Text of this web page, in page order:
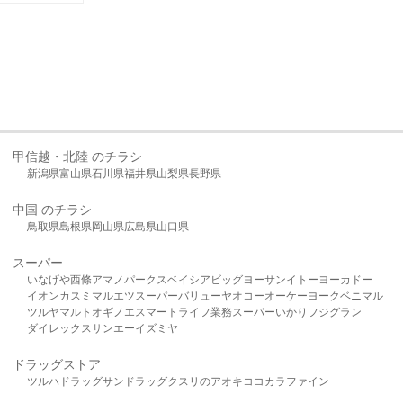
甲信越・北陸 のチラシ
新潟県富山県石川県福井県山梨県長野県
中国 のチラシ
鳥取県島根県岡山県広島県山口県
スーパー
いなげや西條アマノパークスベイシア ビッグヨーサンイトーヨーカドー
イオンカスミ マルエツスーパーバリューヤオコーオーケー ヨークベニマル
ツルヤマルト オギノ エスマート ライフ業務スーパーいかり フジグラン
ダイレックスサンエーイズミヤ
ドラッグストア
ツルハドラッグサンドラッグクスリのアオキ ココカラファイン